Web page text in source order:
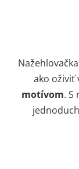
ako oživiť
motívom. S